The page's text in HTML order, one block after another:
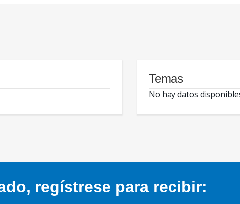
Temas
No hay datos
regístrese para recibir: